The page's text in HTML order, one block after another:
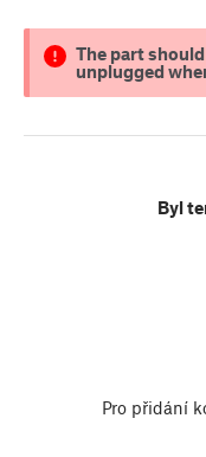
The part
unplugged
Byl
Pro přidání